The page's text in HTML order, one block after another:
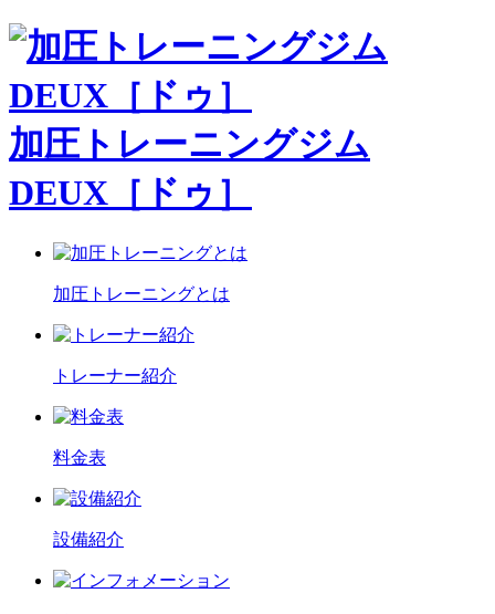
加圧トレーニングジム
DEUX［ドゥ］
加圧トレーニングとは
トレーナー紹介
料金表
設備紹介